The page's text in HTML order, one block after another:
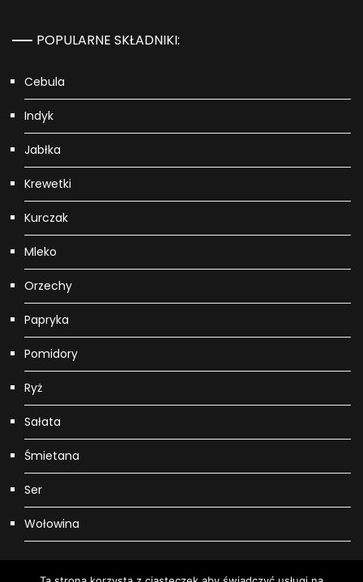
POPULARNE SKŁADNIKI:
Cebula
Indyk
Jabłka
Krewetki
Kurczak
Mleko
Orzechy
Papryka
Pomidory
Ryż
Sałata
Śmietana
Ser
Wołowina